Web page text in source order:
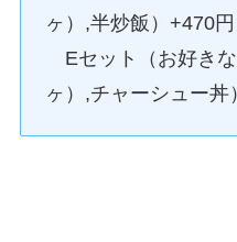
ヶ）,半炒飯）+470円
Eセット（お好き
ヶ）,チャーシュー丼